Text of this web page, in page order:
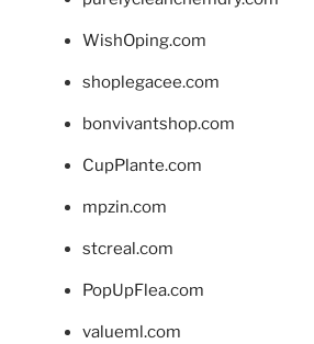
WishOping.com
shoplegacee.com
bonvivantshop.com
CupPlante.com
mpzin.com
stcreal.com
PopUpFlea.com
valueml.com